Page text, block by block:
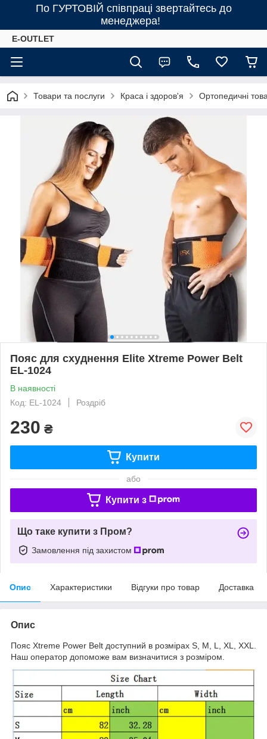
По ГУРТОВІЙ співпраці звертайтесь до
менеджера!
E-OUTLET
Товари та послуги Краса і здоров'я Ортопедичні
Пояс для схуднення Elite Xtreme Power Belt
EL-1024
В наявності
Код: EL-1024
Роздріб
230 ₴
Купити
або
Купити з
Що таке купити з Пром?
Замовлення під захистом
Опис Характеристики Відгуки про товар Доставка
Опис
Пояс Xtreme Power Belt доступний в розмірах S, M, L, XL, XXL.
Наш оператор допоможе вам визначитися з розміром.